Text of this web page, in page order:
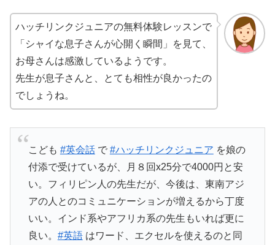
ハッチリンクジュニアの無料体験レッスンで
「シャイな息子さんが心開く瞬間」を見て、
お母さんは感激しているようです。
先生が息子さんと、とても相性が良かったの
でしょうね。
こども #英会話で #ハッチリンクジュニア を娘の
付添で受けているが、月８回x25分で4000円と安
い。フィリピン人の先生だが、今後は、東南アジ
アの人とのコミュニケーションが増えるから丁度
いい。インド系やアフリカ系の先生もいれば更に
良い。 #英語はワード、エクセルを使えるのと同